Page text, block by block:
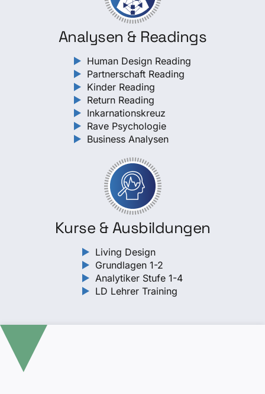
Analysen & Readings
Human Design Reading
Partnerschaft Reading
Kinder Reading
Return Reading
Inkarnationskreuz
Rave Psychologie
Business Analysen
Kurse & Ausbildungen
Living Design
Grundlagen 1-2
Analytiker Stufe 1-4
LD Lehrer Training